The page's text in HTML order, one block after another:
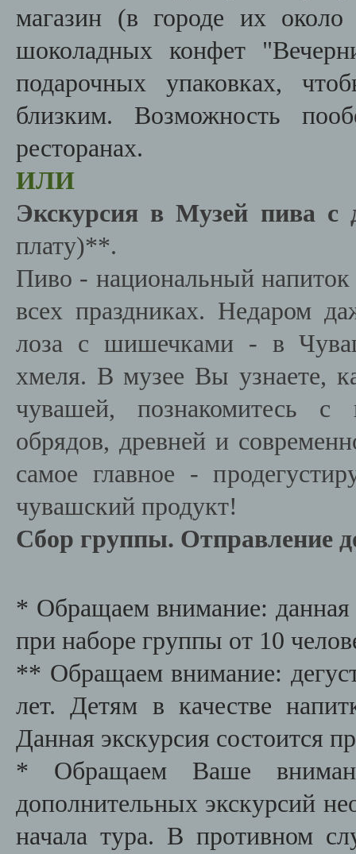
магазин (в городе их
шоколадных конфет
подарочных упаковках,
близким. Возможность
ресторанах.
ИЛИ
Экскурсия в Музей пива с
плату)**.
Пиво - национальный напиток
всех праздниках. Недаром
лоза с шишечками - в
хмеля. В музее Вы узнаете,
чувашей, познакомитесь с
обрядов, древней и
самое главное -
чувашский продукт!
Сбор группы. Отправление
* Обращаем внимание: данная
при наборе группы от 10
** Обращаем внимание:
лет. Детям в качестве
Данная экскурсия состоится
* Обращаем Ваше
дополнительных экскурсий
начала тура. В противном